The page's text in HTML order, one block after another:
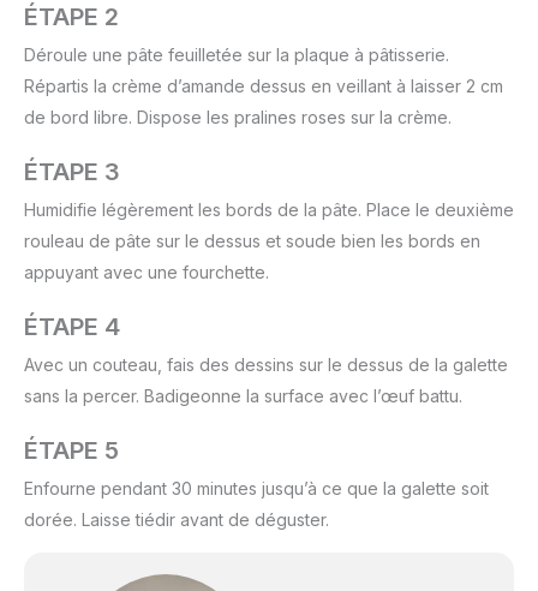
ÉTAPE 2
Déroule une pâte feuilletée sur la plaque à pâtisserie.
Répartis la crème d’amande dessus en veillant à laisser 2 cm
de bord libre. Dispose les pralines roses sur la crème.
ÉTAPE 3
Humidifie légèrement les bords de la pâte. Place le deuxième
rouleau de pâte sur le dessus et soude bien les bords en
appuyant avec une fourchette.
ÉTAPE 4
Avec un couteau, fais des dessins sur le dessus de la galette
sans la percer. Badigeonne la surface avec l’œuf battu.
ÉTAPE 5
Enfourne pendant 30 minutes jusqu’à ce que la galette soit
dorée. Laisse tiédir avant de déguster.